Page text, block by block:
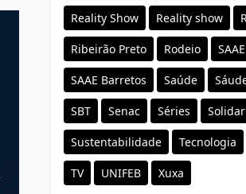
Reality Show Reality show
Ribeirão Preto Rodeio
SAAE Barretos Saúde
SBT Senac Séries
Sustentabilidade Tecnologia
TV UNIFEB Xuxa